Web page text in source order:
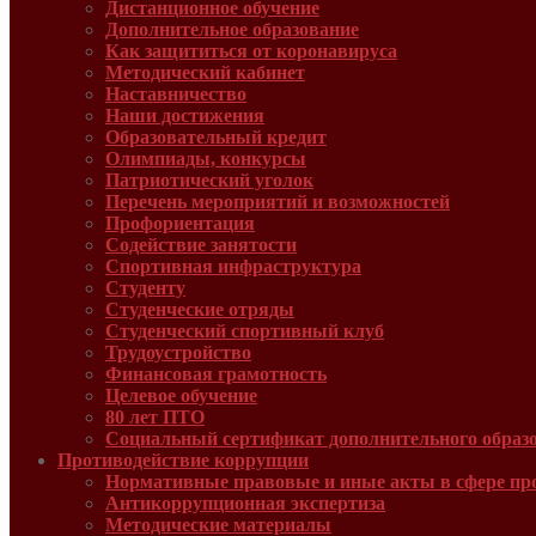
Дистанционное обучение
Дополнительное образование
Как защититься от коронавируса
Методический кабинет
Наставничество
Наши достижения
Образовательный кредит
Олимпиады, конкурсы
Патриотический уголок
Перечень мероприятий и возможностей
Профориентация
Содействие занятости
Спортивная инфраструктура
Студенту
Студенческие отряды
Студенческий спортивный клуб
Трудоустройство
Финансовая грамотность
Целевое обучение
80 лет ПТО
Социальный сертификат дополнительного
Противодействие коррупции
Нормативные правовые и иные акты в сфере
Антикоррупционная экспертиза
Методические материалы